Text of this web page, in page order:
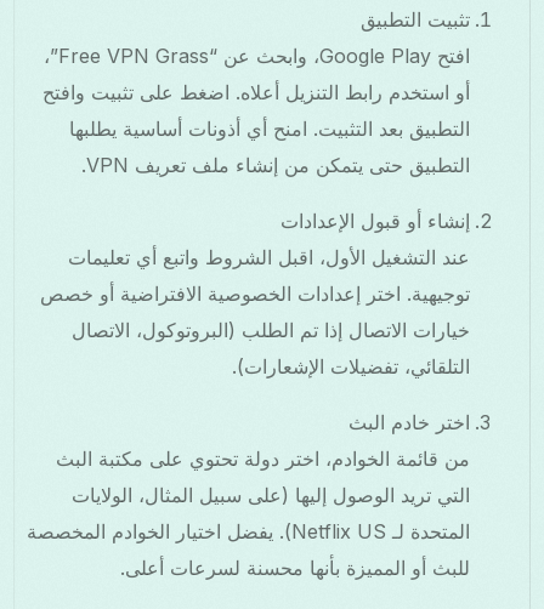
تثبيت التطبيق
افتح Google Play، وابحث عن “Free VPN Grass”،
أو استخدم رابط التنزيل أعلاه. اضغط على تثبيت وافتح
التطبيق بعد التثبيت. امنح أي أذونات أساسية يطلبها
التطبيق حتى يتمكن من إنشاء ملف تعريف VPN.
إنشاء أو قبول الإعدادات
عند التشغيل الأول، اقبل الشروط واتبع أي تعليمات
توجيهية. اختر إعدادات الخصوصية الافتراضية أو خصص
خيارات الاتصال إذا تم الطلب (البروتوكول، الاتصال
التلقائي، تفضيلات الإشعارات).
اختر خادم البث
من قائمة الخوادم، اختر دولة تحتوي على مكتبة البث
التي تريد الوصول إليها (على سبيل المثال، الولايات
المتحدة لـ Netflix US). يفضل اختيار الخوادم المخصصة
للبث أو المميزة بأنها محسنة لسرعات أعلى.